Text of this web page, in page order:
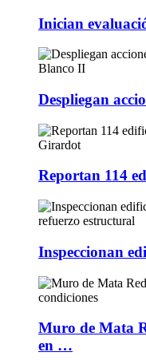
Inician
Despliegan
Reportan 114
Inspeccionan
Muro de Mata
en …